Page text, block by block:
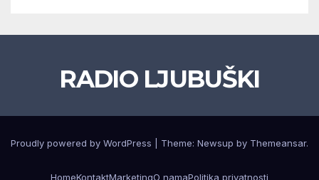
RADIO LJUBUŠKI
Proudly powered by WordPress Theme: Newsup by Themeansar.
HomeKontaktMarketingO namaPolitika privatnosti